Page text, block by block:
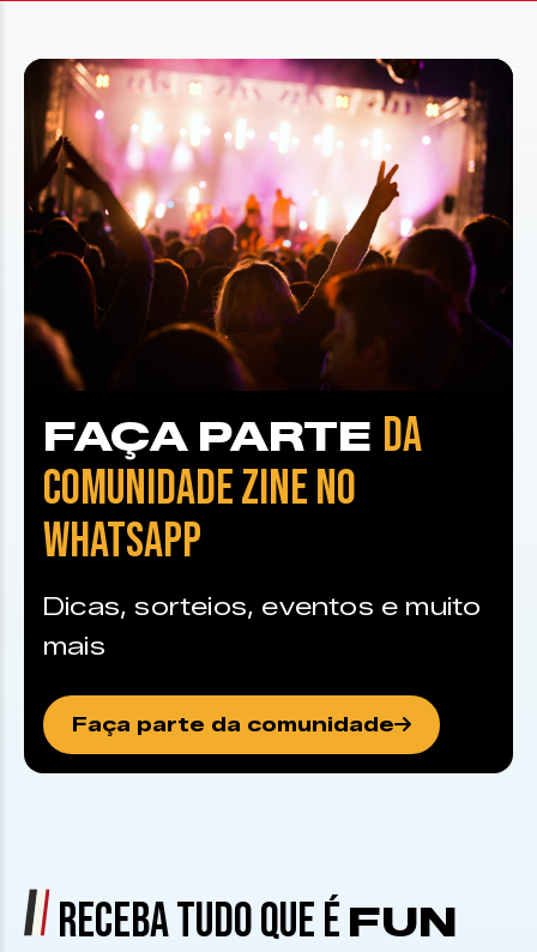
FAÇA PARTE DA
COMUNIDADE ZINE NO
WHATSAPP
Dicas, sorteios, eventos e muito
mais
Faça parte da comunidade
RECEBA TUDO QUE É FUN